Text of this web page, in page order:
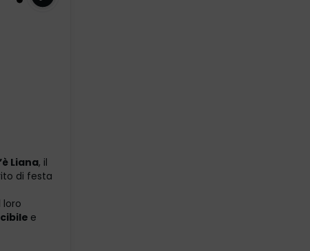
Liana, il
di festa
loro
e